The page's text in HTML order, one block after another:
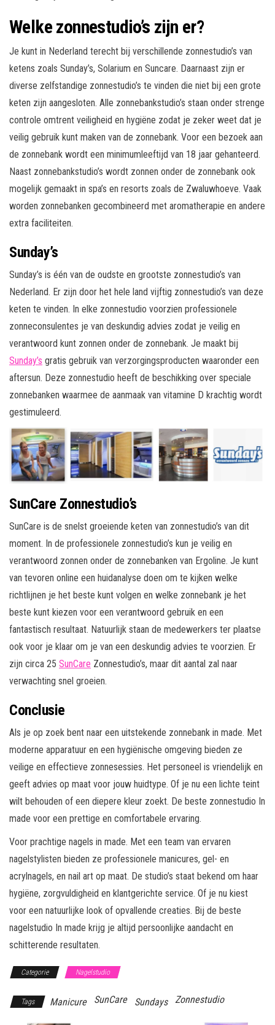
Welke zonnestudio’s zijn er?
Je kunt in Nederland terecht bij verschillende zonnestudio’s van
ketens zoals Sunday’s, Solarium en Suncare. Daarnaast zijn er
diverse zelfstandige zonnestudio’s te vinden die niet bij een grote
keten zijn aangesloten. Alle zonnebankstudio’s staan onder strenge
controle omtrent veiligheid en hygiëne zodat je zeker weet dat je
veilig gebruik kunt maken van de zonnebank. Voor een bezoek aan
de zonnebank wordt een minimumleeftijd van 18 jaar gehanteerd.
Naast zonnebankstudio’s wordt zonnen onder de zonnebank ook
mogelijk gemaakt in spa’s en resorts zoals de Zwaluwhoeve. Vaak
worden zonnebanken gecombineerd met aromatherapie en andere
extra faciliteiten.
Sunday’s
Sunday’s is één van de oudste en grootste zonnestudio’s van
Nederland. Er zijn door het hele land vijftig zonnestudio’s van deze
keten te vinden. In elke zonnestudio voorzien professionele
zonneconsulentes je van deskundig advies zodat je veilig en
verantwoord kunt zonnen onder de zonnebank. Je maakt bij
Sunday’s gratis gebruik van verzorgingsproducten waaronder een
aftersun. Deze zonnestudio heeft de beschikking over speciale
zonnebanken waarmee de aanmaak van vitamine D krachtig wordt
gestimuleerd.
SunCare Zonnestudio’s
SunCare is de snelst groeiende keten van zonnestudio’s van dit
moment. In de professionele zonnestudio’s kun je veilig en
verantwoord zonnen onder de zonnebanken van Ergoline. Je kunt
van tevoren online een huidanalyse doen om te kijken welke
richtlijnen je het beste kunt volgen en welke zonnebank je het
beste kunt kiezen voor een verantwoord gebruik en een
fantastisch resultaat. Natuurlijk staan de medewerkers ter plaatse
ook voor je klaar om je van een deskundig advies te voorzien. Er
zijn circa 25 SunCare Zonnestudio’s, maar dit aantal zal naar
verwachting snel groeien.
Conclusie
Als je op zoek bent naar een uitstekende zonnebank in made. Met
moderne apparatuur en een hygiënische omgeving bieden ze
veilige en effectieve zonnesessies. Het personeel is vriendelijk en
geeft advies op maat voor jouw huidtype. Of je nu een lichte teint
wilt behouden of een diepere kleur zoekt. De beste zonnestudio In
made voor een prettige en comfortabele ervaring.
Voor prachtige nagels in made. Met een team van ervaren
nagelstylisten bieden ze professionele manicures, gel- en
acrylnagels, en nail art op maat. De studio’s staat bekend om haar
hygiëne, zorgvuldigheid en klantgerichte service. Of je nu kiest
voor een natuurlijke look of opvallende creaties. Bij de beste
nagelstudio In made krijg je altijd persoonlijke aandacht en
schitterende resultaten.
Categorie Nagelstudio
Tags Manicure SunCare Sundays Zonnestudio